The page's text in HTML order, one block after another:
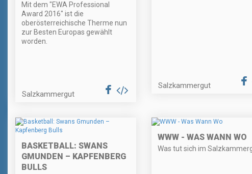
Mit dem "EWA Professional
Award 2016" ist die
oberösterreichische Therme nun
zur Besten Europas gewählt
worden.
Salzkammergut
Salzkammergut
BASKETBALL: SWANS
GMUNDEN – KAPFENBERG
BULLS
WWW - WAS WANN WO
Was tut sich im